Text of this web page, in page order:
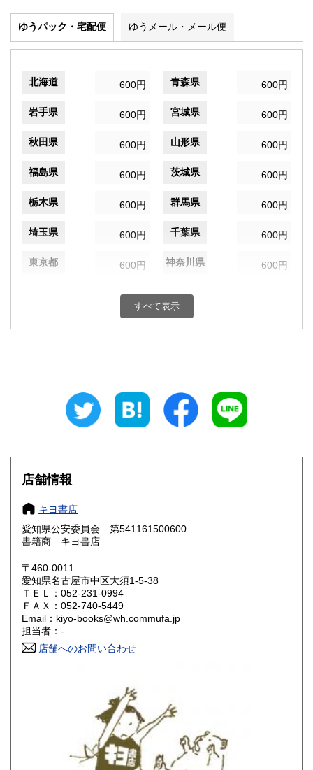
ゆうパック・宅配便 ゆうメール・メール便
北海道 600円 青森県 600円
岩手県 600円 宮城県 600円
秋田県 600円 山形県 600円
福島県 600円 茨城県 600円
栃木県 600円 群馬県 600円
埼玉県 600円 千葉県 600円
東京都 600円 神奈川県 600円
600円 富山県
600円 三重県
大阪府
奈良県
鳥取県 600円 島根県
岡山県
山口県 600円
香川県 愛媛県
高知県 600円
600円
600円 大分県
600円 鹿児島県
すべて表示
店舗情報
キヨ書店
愛知県公安委員会 第541161500600
書籍商 キヨ書店
〒460-0011
愛知県名古屋市中区大須1-5-38
ＴＥＬ：052-231-0994
ＦＡＸ：052-740-5449
Email：kiyo-books@wh.commufa.jp
担当者：-
店舗へのお問い合わせ